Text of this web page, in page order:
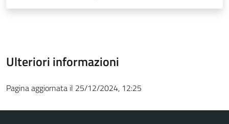
Ulteriori informazioni
Pagina aggiornata il 25/12/2024, 12:25